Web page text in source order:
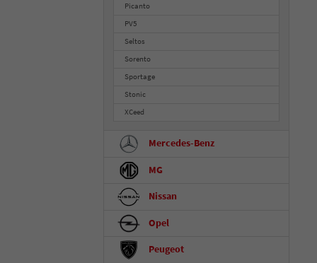
Picanto
PV5
Seltos
Sorento
Sportage
Stonic
XCeed
Mercedes-Benz
MG
Nissan
Opel
Peugeot